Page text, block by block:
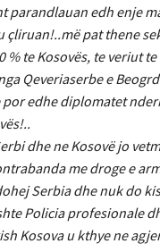
edh enje
çliruan!..më pat thene
te Kosovës, te veriut
Qeveriaserbe e
edhe diplomatet
dhe ne Kosovë jo
me droge e
Serbia dhe nuk do
Policia profesionale
Kosova u kthye ne